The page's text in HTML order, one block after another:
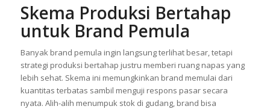
Skema Produksi Bertahap
untuk Brand Pemula
Banyak brand pemula ingin langsung terlihat besar, tetapi
strategi produksi bertahap justru memberi ruang napas yang
lebih sehat. Skema ini memungkinkan brand memulai dari
kuantitas terbatas sambil menguji respons pasar secara
nyata. Alih-alih menumpuk stok di gudang, brand bisa